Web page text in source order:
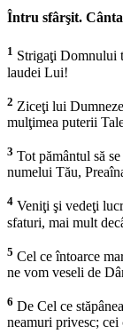
Întru sfârşit.
1 Strigaţi Domnului
laudei Lui!
2 Ziceţi lui
mulţimea puterii
3 Tot pământul să
numelui Tău,
4 Veniţi şi vedeţi
sfaturi, mai mult
5 Cel ce întoarce
ne vom veseli de
6 De Cel ce
neamuri privesc; cei